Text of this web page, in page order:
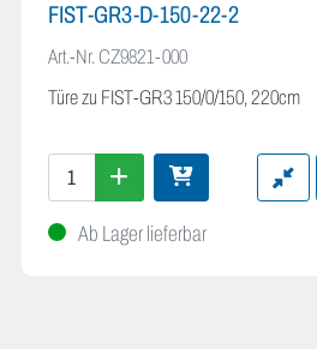
FIST-GR3-D-150-22-2
Art.-Nr.CZ9821-000
Türe zu FIST-GR3 150/0/150, 220cm
Ab Lager lieferbar